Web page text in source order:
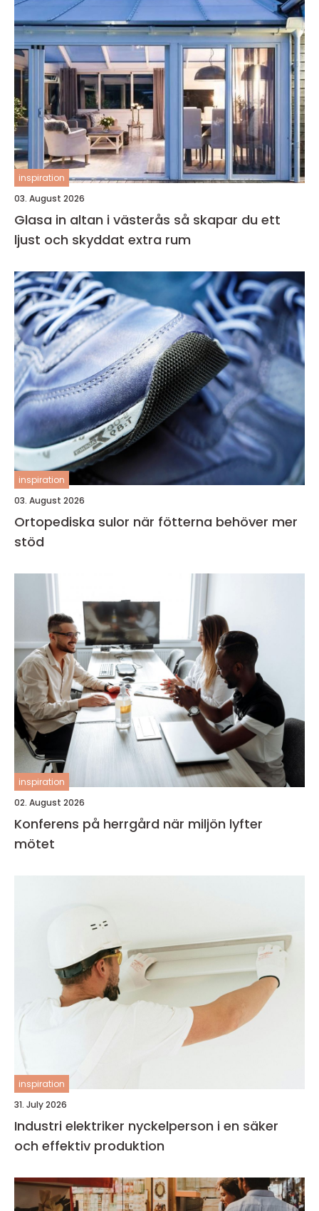
inspiration
03. August 2026
Glasa in altan i västerås så skapar du ett
ljust och skyddat extra rum
inspiration
03. August 2026
Ortopediska sulor när fötterna behöver mer
stöd
inspiration
02. August 2026
Konferens på herrgård när miljön lyfter
mötet
inspiration
31. July 2026
Industri elektriker nyckelperson i en säker
och effektiv produktion